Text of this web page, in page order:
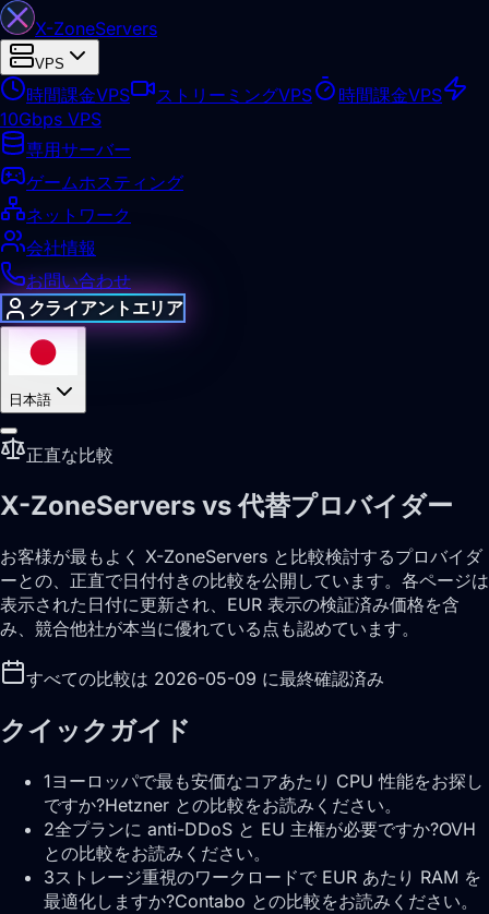
X-ZoneServers
VPS
時間課金VPS ストリーミングVPS
時間課金VPS
10Gbps VPS
専用サーバー
ゲームホスティング
ネットワーク
会社情報
お問い合わせ
クライアントエリア
日本語
正直な比較
X-ZoneServers vs 代替プロバイダー
お客様が最もよく X-ZoneServers と比較検討するプロバイダ
ーとの、正直で日付付きの比較を公開しています。各ページは
表示された日付に更新され、EUR 表示の検証済み価格を含
み、競合他社が本当に優れている点も認めています。
すべての比較は 2026-05-09 に最終確認済み
クイックガイド
1 ヨーロッパで最も安価なコアあたり CPU 性能をお探し
ですか?Hetzner との比較をお読みください。
2全プランに anti-DDoS と EU 主権が必要ですか?OVH
との比較をお読みください。
3ストレージ重視のワークロードで EUR あたり RAM を
最適化しますか?Contabo との比較をお読みください。